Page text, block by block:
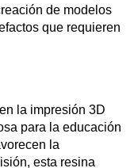
de modelos
que requieren
la impresión 3D
para la educación
la
esta resina